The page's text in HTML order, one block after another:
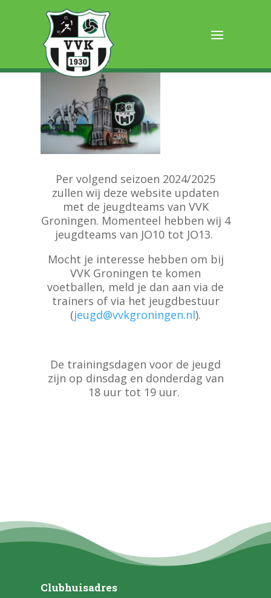
Jeugd
Per volgend seizoen 2024/2025
zullen wij deze website updaten
met de jeugdteams van VVK
Groningen. Momenteel hebben wij 4
jeugdteams van JO10 tot JO13.
Mocht je interesse hebben om bij
VVK Groningen te komen
voetballen, meld je dan aan via de
trainers of via het jeugdbestuur
(jeugd@vvkgroningen.nl).
De trainingsdagen voor de jeugd
zijn op dinsdag en donderdag van
18 uur tot 19 uur.
Clubhuisadres